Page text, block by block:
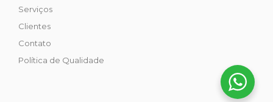
Serviços
Clientes
Contato
Política de Qualidade